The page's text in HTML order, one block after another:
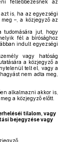
fellebbezésnek az
is, ha az egyezségi
–, a közjegyző az
tudomására jut, hogy
fél a bírósághoz
indult egyezségi
vagy hatóság
a közjegyző a
telt el, vagy a
nem adta meg,
alkalmazni akkor is,
a közjegyző előtt.
tilalom, vagy
bejegyzése vagy